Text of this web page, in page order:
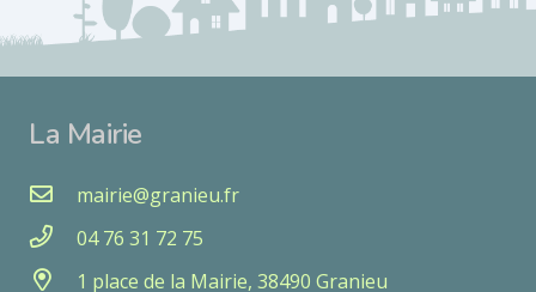
La Mairie
mairie@granieu.fr
04 76 31 72 75
1 place de la Mairie, 38490 Granieu